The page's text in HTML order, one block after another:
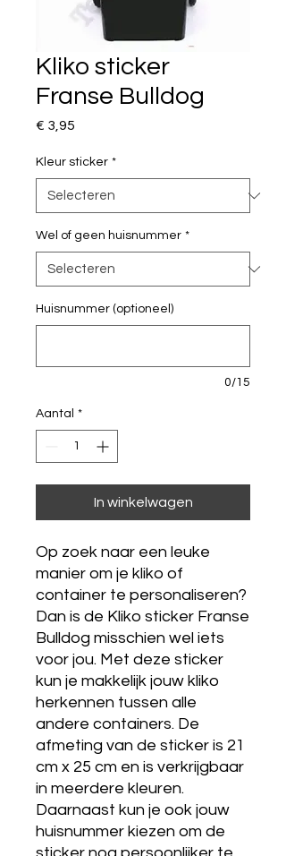
Kliko sticker
Franse Bulldog
€ 3,95
Kleur sticker *
Wel of geen huisnummer *
Huisnummer (optioneel)
0/15
Aantal *
In winkelwagen
Op zoek naar een leuke
manier om je kliko of
container te personaliseren?
Dan is de Kliko sticker Franse
Bulldog misschien wel iets
voor jou. Met deze sticker
kun je makkelijk jouw kliko
herkennen tussen alle
andere containers. De
afmeting van de sticker is 21
cm x 25 cm en is verkrijgbaar
in meerdere kleuren.
Daarnaast kun je ook jouw
huisnummer kiezen om de